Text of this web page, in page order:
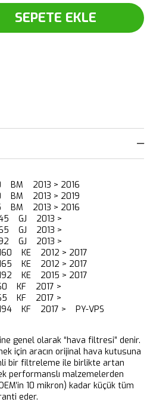
BM 2013 > 2016
BM 2013 > 2019
BM 2013 > 2016
145 GJ 2013 >
165 GJ 2013 >
192 GJ 2013 >
160 KE 2012 > 2017
165 KE 2012 > 2017
192 KE 2015 > 2017
KF 2017 >
KF 2017 >
KF 2017 > PY-VPS
genel olarak “hava filtresi” denir.
için aracın orijinal hava kutusuna
bir filtreleme ile birlikte artan
performanslı malzemelerden
10 mikron) kadar küçük tüm
eder.